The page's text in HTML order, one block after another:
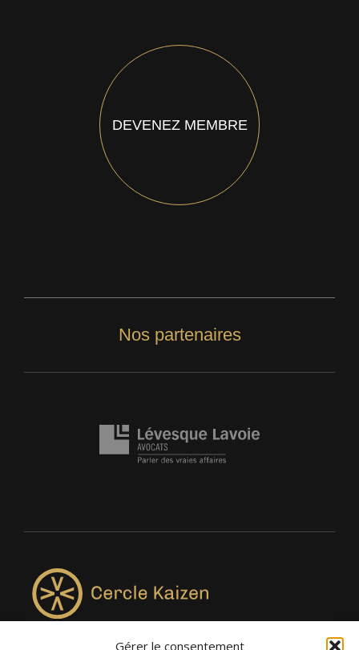
Gérer le consentement
DEVENEZ MEMBRE
Nos partenaires